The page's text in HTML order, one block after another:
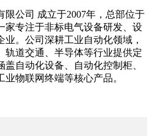
限公司 成立于2007年，总部位于
家专注于非标电气设备研发、设
。公司深耕工业自动化领域，
轨道交通、半导体等行业提供定
自动化设备、自动化控制柜、
物联网终端等核心产品。